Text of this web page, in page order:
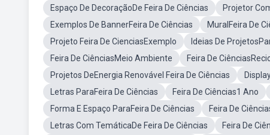
Espaço De DecoraçãoDe Feira De Ciências
Projetor
Exemplos De BannerFeira De Ciências
MuralFeira De
Projeto Feira De CienciasExemplo
Ideias De
Feira De CiênciasMeio Ambiente
Feira De
Projetos DeEnergia Renovável Feira De Ciências
Letras ParaFeira De Ciências
Feira De Ciências1 Ano
Forma E Espaço ParaFeira De Ciências
Feira De
Letras Com TemáticaDe Feira De Ciências
Feira De